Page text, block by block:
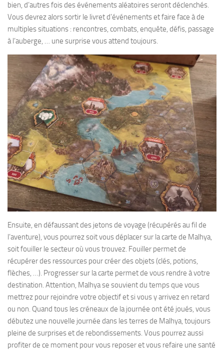
bien, d’autres fois des événements aléatoires seront déclenchés.
Vous devrez alors sortir le livret d’événements et faire face à de
multiples situations : rencontres, combats, enquête, défis, passage
à l’auberge, … une surprise vous attend toujours.
Ensuite, en défaussant des jetons de voyage (récupérés au fil de
l’aventure), vous pourrez soit vous déplacer sur la carte de Malhya,
soit fouiller le secteur où vous trouvez. Fouiller permet de
récupérer des ressources pour créer des objets (clés, potions,
flèches, …). Progresser sur la carte permet de vous rendre à votre
destination. Attention, Malhya se souvient du temps que vous
mettrez pour rejoindre votre objectif et si vous y arrivez en retard
ou non. Quand tous les créneaux de la journée ont été joués, vous
débutez une nouvelle journée dans les terres de Malhya, toujours
pleine de surprises et de rebondissements. Vous pourrez aussi
profiter de ce moment pour vous reposer et vous refaire une santé